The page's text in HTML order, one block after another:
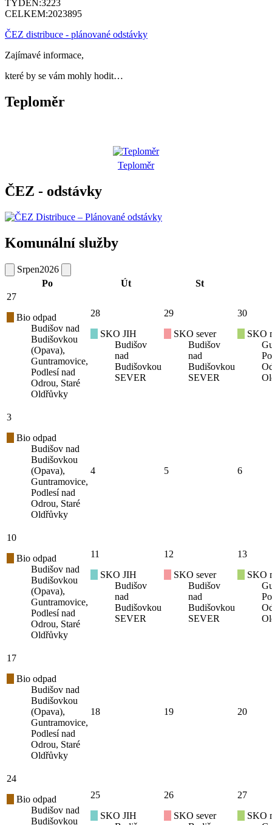
TÝDEN:3223
CELKEM:2023895
ČEZ distribuce - plánované odstávky
Zajímavé informace,
které by se vám mohly hodit…
Teploměr
Teploměr
ČEZ - odstávky
Komunální služby
Srpen2026
Po
Út
St
27
Bio odpad
Budišov nad
Budišovkou
(Opava),
Guntramovice,
Podlesí nad
Odrou, Staré
Oldřůvky
28
SKO JIH
Budišov
nad
Budišovkou
SEVER
29
SKO sever
Budišov
nad
Budišovkou
SEVER
30
SKO
3
Bio odpad
Budišov nad
Budišovkou
(Opava),
Guntramovice,
Podlesí nad
Odrou, Staré
Oldřůvky
4 5 6
10
Bio odpad
Budišov nad
Budišovkou
(Opava),
Guntramovice,
Podlesí nad
Odrou, Staré
Oldřůvky
11
SKO JIH
Budišov
nad
Budišovkou
SEVER
12
SKO sever
Budišov
nad
Budišovkou
SEVER
13
SKO
17
Bio odpad
Budišov nad
Budišovkou
(Opava),
Guntramovice,
Podlesí nad
Odrou, Staré
Oldřůvky
18 19 20
24
Bio odpad
Budišov nad
Budišovkou
25
SKO JIH
26
SKO sever
27
SKO